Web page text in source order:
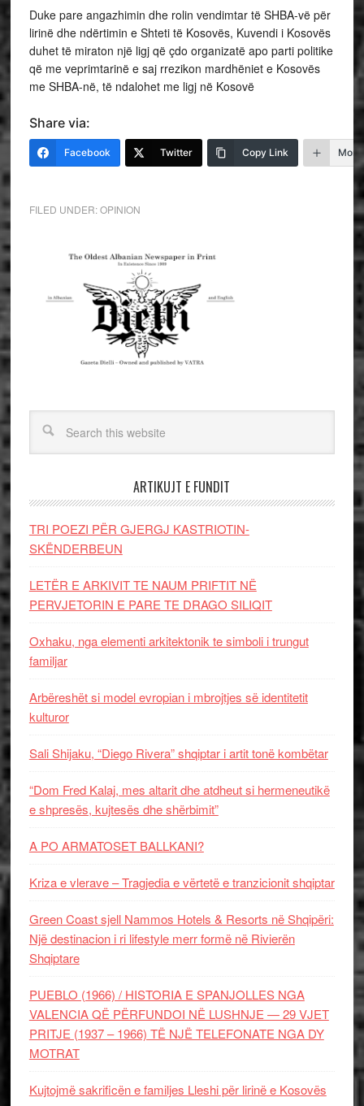
Duke pare angazhimin dhe rolin vendimtar të SHBA-vë për
lirinë dhe ndërtimin e Shteti të Kosovës, Kuvendi i Kosovës
duhet të miraton një ligj që çdo organizatë apo parti politike
që me veprimtarinë e saj rrezikon mardhëniet e Kosovës
me SHBA-në, të ndalohet me ligj në Kosovë
Share via:
Facebook Twitter Copy Link More
FILED UNDER:OPINION
ARTIKUJT E FUNDIT
TRI POEZI PËR GJERGJ KASTRIOTIN-
SKËNDERBEUN
LETËR E ARKIVIT TE NAUM PRIFTIT NË
PERVJETORIN E PARE TE DRAGO SILIQIT
Oxhaku, nga elementi arkitektonik te simboli i trungut
familjar
Arbëreshët si model evropian i mbrojtjes së identitetit
kulturor
Sali Shijaku, “Diego Rivera” shqiptar i artit tonë kombëtar
“Dom Fred Kalaj, mes altarit dhe atdheut si hermeneutikë
e shpresës, kujtesës dhe shërbimit”
A PO ARMATOSET BALLKANI?
Kriza e vlerave – Tragjedia e vërtetë e tranzicionit shqiptar
Green Coast sjell Nammos Hotels & Resorts në Shqipëri:
Një destinacion i ri lifestyle merr formë në Rivierën
Shqiptare
PUEBLO (1966) / HISTORIA E SPANJOLLES NGA
VALENCIA QË PËRFUNDOI NË LUSHNJE — 29 VJET
PRITJE (1937 – 1966) TË NJË TELEFONATE NGA DY
MOTRAT
Kujtojmë sakrificën e familjes Lleshi për lirinë e Kosovës